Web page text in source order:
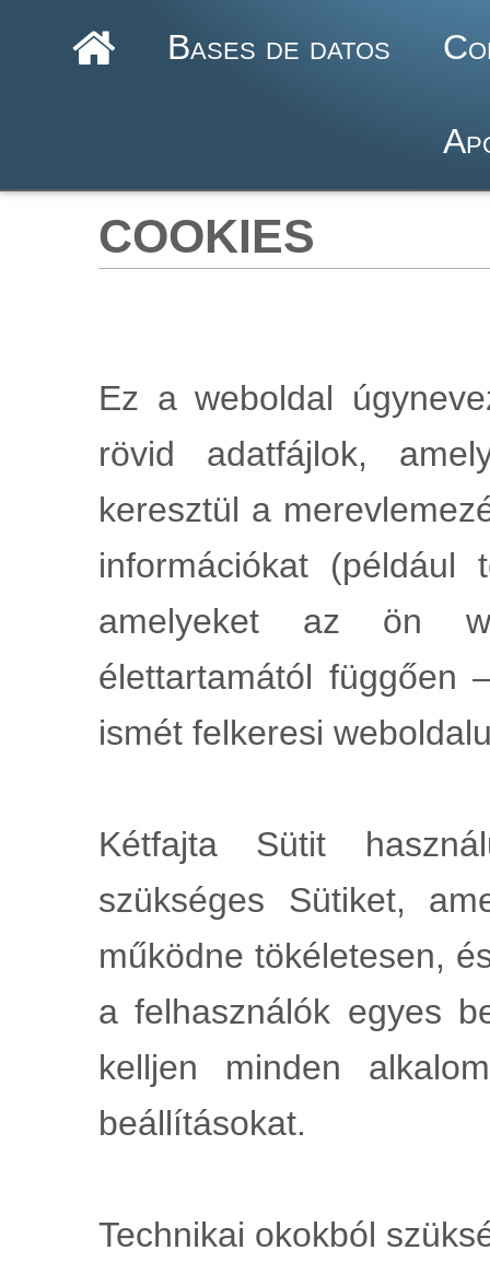
Bases de datos
cookies
Ez a weboldal
rövid adatfájlok,
keresztül a
információkat (például
amelyeket az ön
élettartamától függően
ismét felkeresi
Kétfajta Sütit
szükséges Sütiket,
működne tökéletesen,
a felhasználók egyes
kelljen minden
beállításokat.
Technikai okokból